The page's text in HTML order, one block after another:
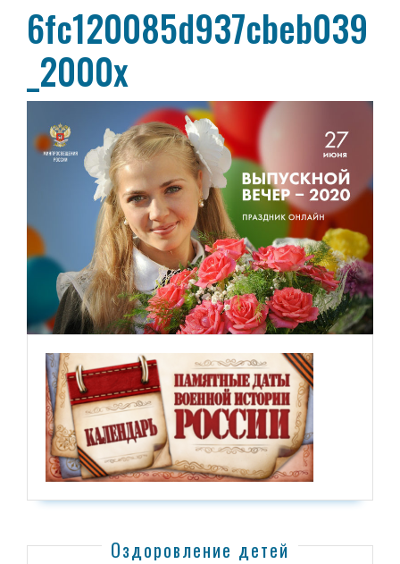
6fc120085d937cbeb039
_2000x
Оздоровление детей